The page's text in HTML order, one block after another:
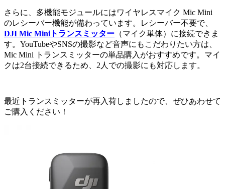
さらに、多機能モジュールにはワイヤレスマイク Mic Mini
のレシーバー機能が備わっています。レシーバー不要で、
DJI Mic Miniトランスミッター （マイク単体）に接続できま
す。YouTubeやSNSの撮影など音声にもこだわりたい方は、
Mic Mini トランスミッターの単品購入がおすすめです。マイ
クは2台接続できるため、2人での撮影にも対応します。
最近トランスミッターが再入荷しましたので、ぜひあわせて
ご購入ください！